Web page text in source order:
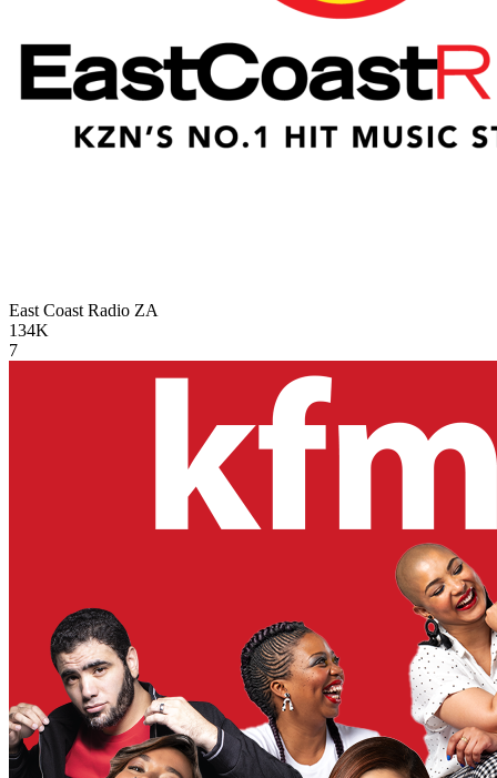
East Coast Radio ZA
134K
7